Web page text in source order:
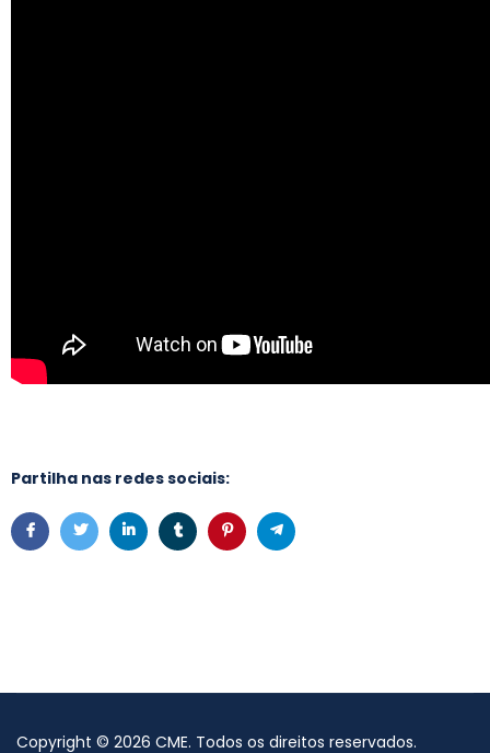
Partilha nas redes sociais:
Copyright © 2026 CME. Todos os direitos reservados.